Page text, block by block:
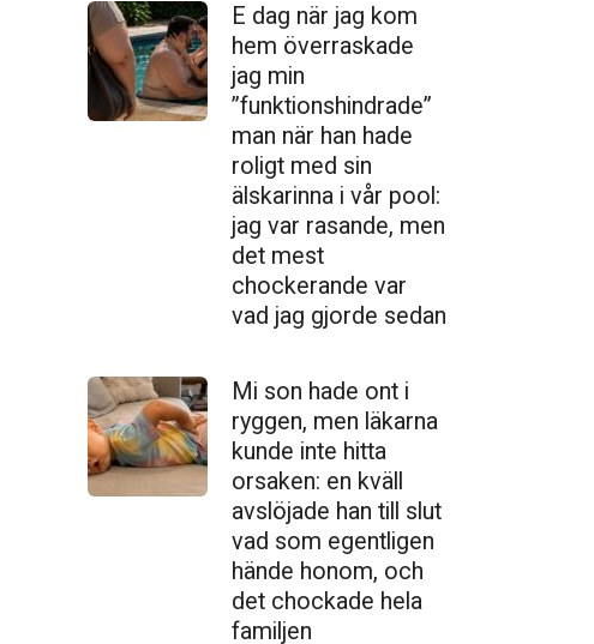
E dag när jag kom
hem överraskade
jag min
”funktionshindrade”
man när han hade
roligt med sin
älskarinna i vår pool:
jag var rasande, men
det mest
chockerande var
vad jag gjorde sedan
Mi son hade ont i
ryggen, men läkarna
kunde inte hitta
orsaken: en kväll
avslöjade han till slut
vad som egentligen
hände honom, och
det chockade hela
familjen